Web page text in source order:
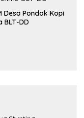
Desa Pondok Kopi
BLT-DD